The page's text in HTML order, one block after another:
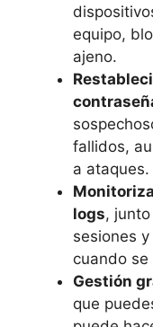
equipo,
ajeno.
fallidos,
a ataques.
logs,
sesiones
cuando
Gestión
que